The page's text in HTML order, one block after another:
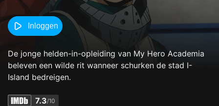
Inloggen
De jonge helden-in-opleiding van My Hero Academia
beleven een wilde rit wanneer schurken de stad I-
Island bedreigen.
7.3/10